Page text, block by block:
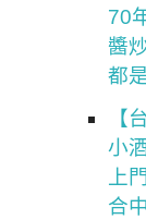
70
醬
都
【
小
上
合